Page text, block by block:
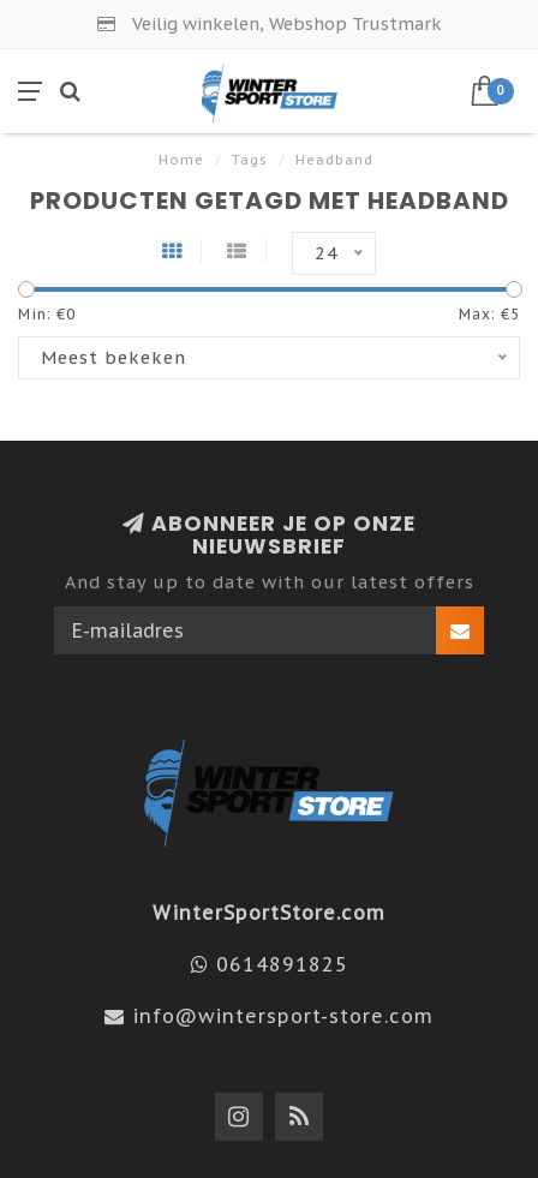
Veilig winkelen, Webshop Trustmark
0
Home / Tags / Headband
PRODUCTEN GETAGD MET HEADBAND
24
Min: €0 Max: €5
Meest bekeken
ABONNEER JE OP ONZE
NIEUWSBRIEF
And stay up to date with our latest offers
WinterSportStore.com
0614891825
info@wintersport-store.com